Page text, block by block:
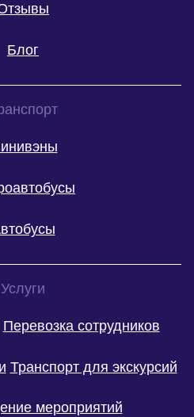
Блог
Услуги
Перевозка сотрудников
Транспорт для экскурсий
мероприятий